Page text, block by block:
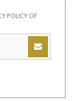
POLICY OF